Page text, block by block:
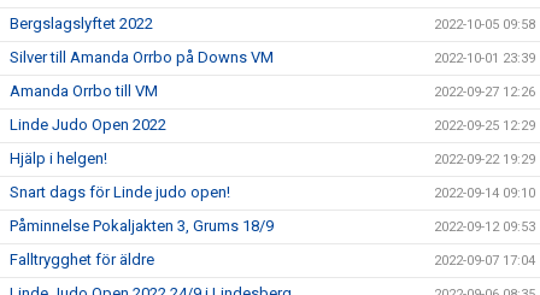
Bergslagslyftet 2022 2022-10-05 09:58
Silver till Amanda Orrbo på Downs VM 2022-10-01 23:39
Amanda Orrbo till VM 2022-09-27 12:26
Linde Judo Open 2022 2022-09-25 12:29
Hjälp i helgen! 2022-09-22 19:29
Snart dags för Linde judo open! 2022-09-14 09:10
Påminnelse Pokaljakten 3, Grums 18/9 2022-09-12 09:53
Falltrygghet för äldre 2022-09-07 17:04